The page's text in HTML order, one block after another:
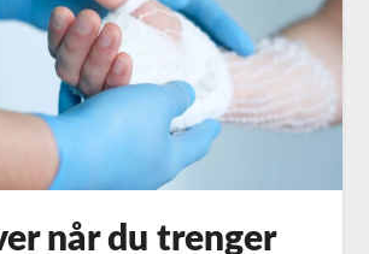
når du trenger